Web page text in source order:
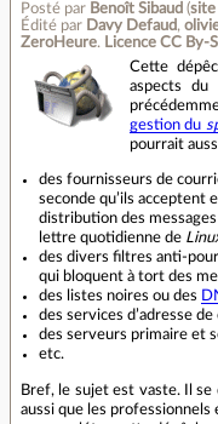
Posté par Benoît Sibaud (site
Édité par Davy Defaud,
ZeroHeure. Licence CC
Cette
aspects
gestion du
pourrait
des fournisseurs de
seconde qu’ils acceptent
distribution des
lettre quotidienne de
des divers filtres
qui bloquent à tort des
des listes noires ou des
des services d’adresse
des serveurs primaire et
etc.
Bref, le sujet est vaste. Il
aussi que les